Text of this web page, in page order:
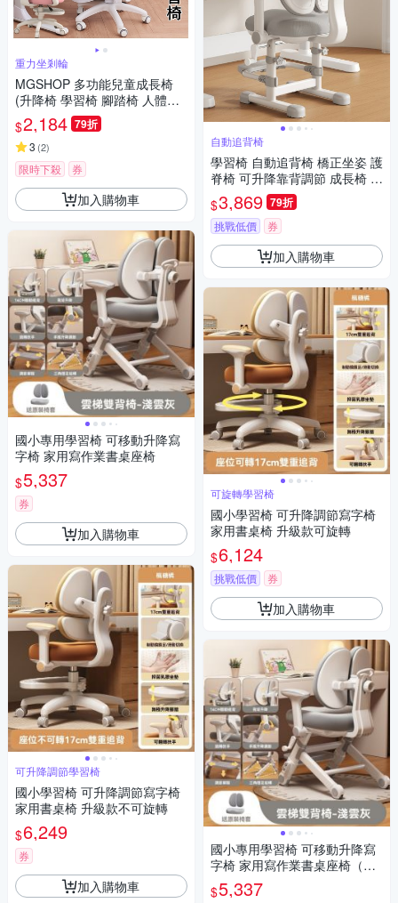
重力坐剎輪
MGSHOP 多功能兒童成長椅
(升降椅 學習椅 腳踏椅 人體工
學椅)
$2,184 79折
3 (2)
限時下殺 券
加入購物車
國小專用學習椅 可移動升降寫
字椅 家用寫作業書桌座椅
$5,337
券
加入購物車
可升降調節學習椅
國小學習椅 可升降調節寫字椅
家用書桌椅 升級款不可旋轉
$6,249
券
加入購物車
自動追背椅
學習椅 自動追背椅 橋正坐姿 護
脊椅 可升降靠背調節 成長椅 寫
字椅 家用書桌椅
$3,869 79折
挑戰低價 券
加入購物車
可旋轉學習椅
國小學習椅 可升降調節寫字椅
家用書桌椅 升級款可旋轉
$6,124
挑戰低價 券
加入購物車
國小專用學習椅 可移動升降寫
字椅 家用寫作業書桌座椅（自
動追背 贈送椅套）
$5,337